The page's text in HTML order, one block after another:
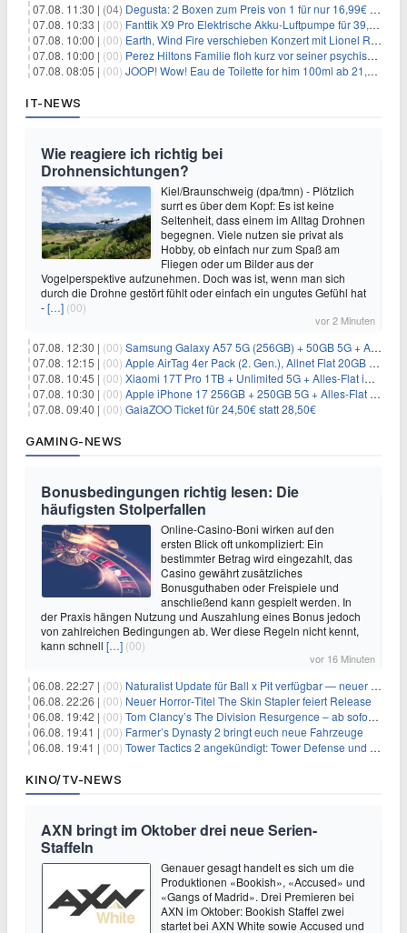
07.08. 11:30 | (04) Degusta: 2 Boxen zum Preis von 1 für nur 16,99€ inkl. Versand
07.08. 10:33 | (00) Fanttik X9 Pro Elektrische Akku-Luftpumpe für 39,99€
07.08. 10:00 | (00) Earth, Wind Fire verschieben Konzert mit Lionel Richie nach medizinischem Notfall
07.08. 10:00 | (00) Perez Hiltons Familie floh kurz vor seiner psychischen Krise aus dem Haus
07.08. 08:05 | (00) JOOP! Wow! Eau de Toilette for him 100ml ab 21,84€ im Sparabo
IT-NEWS
Wie reagiere ich richtig bei
Drohnensichtungen?
Kiel/Braunschweig (dpa/tmn) - Plötzlich
surrt es über dem Kopf: Es ist keine
Seltenheit, dass einem im Alltag Drohnen
begegnen. Viele nutzen sie privat als
Hobby, ob einfach nur zum Spaß am
Fliegen oder um Bilder aus der
Vogelperspektive aufzunehmen. Doch was ist, wenn man sich
durch die Drohne gestört fühlt oder einfach ein ungutes Gefühl hat
-[…] (00)
vor 2 Minuten
07.08. 12:30 | (00) Samsung Galaxy A57 5G (256GB) + 50GB 5G + Alles-Flat im Vodafone-Netz für 19,99€/Monat – eff. 2,36€/Monat
07.08. 12:15 | (00) Apple AirTag 4er Pack (2. Gen.), Allnet Flat 20GB 5G im Telekom-Netz für 14,99€/Monat – eff. 2,07€/Monat
07.08. 10:45 | (00) Xiaomi 17T Pro 1TB + Unlimited 5G + Alles-Flat im o2 Netz für 29,99€/Monat – eff. 1,15€/Monat
07.08. 10:30 | (00) Apple iPhone 17 256GB + 250GB 5G + Alles-Flat im Telekom-Netz für 34€/Monat – eff. 6,29€/Monat
07.08. 09:40 | (00) GaiaZOO Ticket für 24,50€ statt 28,50€
GAMING-NEWS
Bonusbedingungen richtig lesen: Die
häufigsten Stolperfallen
Online-Casino-Boni wirken auf den
ersten Blick oft unkompliziert: Ein
bestimmter Betrag wird eingezahlt, das
Casino gewährt zusätzliches
Bonusguthaben oder Freispiele und
anschließend kann gespielt werden. In
der Praxis hängen Nutzung und Auszahlung eines Bonus jedoch
von zahlreichen Bedingungen ab. Wer diese Regeln nicht kennt,
kann schnell […] (00)
vor 16 Minuten
06.08. 22:27 | (00) Naturalist Update für Ball x Pit verfügbar — neuer Content auf allen Plattformen
06.08. 22:26 | (00) Neuer Horror‑Titel The Skin Stapler feiert Release
06.08. 19:42 | (00) Tom Clancy’s The Division Resurgence – ab sofort für euch verfügbar
06.08. 19:41 | (00) Farmer’s Dynasty 2 bringt euch neue Fahrzeuge
06.08. 19:41 | (00) Tower Tactics 2 angekündigt: Tower Defense und Deckbuilding Kombo kehrt zurück
KINO/TV-NEWS
AXN bringt im Oktober drei neue Serien-
Staffeln
Genauer gesagt handelt es sich um die
Produktionen «Bookish», «Accused» und
«Gangs of Madrid». Drei Premieren bei
AXN im Oktober: Bookish Staffel zwei
startet bei AXN White sowie Accused und